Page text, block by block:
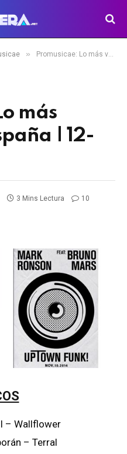
» Promusicae: Lo más vendido en España | 12-02-2015
más
| 12-
3 Mins Lectura 10
– Wallflower
– Terral